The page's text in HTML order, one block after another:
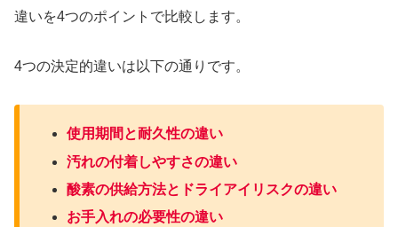
違いを4つのポイントで比較します。
4つの決定的違いは以下の通りです。
使用期間と耐久性の違い
汚れの付着しやすさの違い
酸素の供給方法とドライアイリスクの違い
お手入れの必要性の違い